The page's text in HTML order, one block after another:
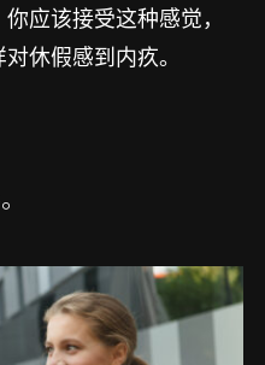
应该接受这种感觉，
休假感到内疚。